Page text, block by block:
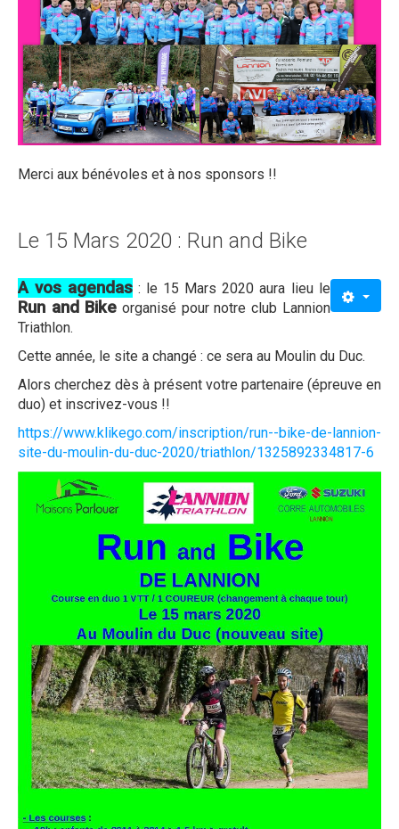
Merci aux bénévoles et à nos sponsors !!
Le 15 Mars 2020 : Run and Bike
A vos agendas : le 15 Mars 2020 aura lieu le
Run and Bike organisé pour notre club Lannion
Triathlon.
Cette année, le site a changé : ce sera au Moulin du Duc.
Alors cherchez dès à présent votre partenaire (épreuve en
duo) et inscrivez-vous !!
https://www.klikego.com/inscription/run--bike-de-lannion-
site-du-moulin-du-duc-2020/triathlon/1325892334817-6